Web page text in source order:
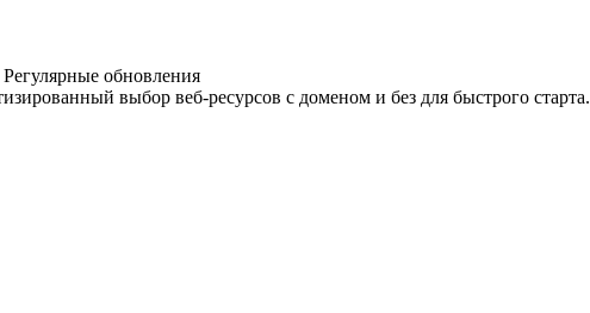
Регулярные обновления
выбор веб-ресурсов с доменом и без для быстрого старта.